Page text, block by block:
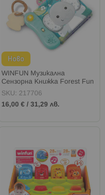
Ново
WINFUN Музикална
Сензорна Книжка Forest Fun
SKU: 217706
16,00 € /31,29 лв.